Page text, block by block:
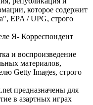
которое содержит
EPA / UPG, строго
Я- Корреспондент
и воспроизведение
материалов,
Getty Images, строго
предназначены для
в азартных играх